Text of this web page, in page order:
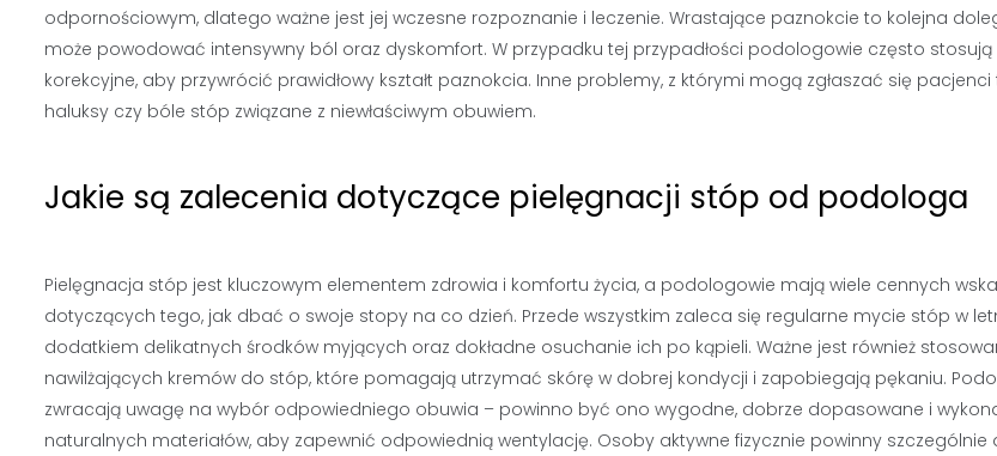
odpornościowym, dlatego ważne jest jej wczesne rozpoznanie i leczenie. Wrastające paznokcie to kolejna
może powodować intensywny ból oraz dyskomfort. W przypadku tej przypadłości podologowie często stosują
korekcyjne, aby przywrócić prawidłowy kształt paznokcia. Inne problemy, z którymi mogą zgłaszać się pacjenci
haluksy czy bóle stóp związane z niewłaściwym obuwiem.
Jakie są zalecenia dotyczące pielęgnacji stóp od podologa
Pielęgnacja stóp jest kluczowym elementem zdrowia i komfortu życia, a podologowie mają wiele cennych
dotyczących tego, jak dbać o swoje stopy na co dzień. Przede wszystkim zaleca się regularne mycie stóp w
dodatkiem delikatnych środków myjących oraz dokładne osuchanie ich po kąpieli. Ważne jest również
nawilżających kremów do stóp, które pomagają utrzymać skórę w dobrej kondycji i zapobiegają pękaniu.
zwracają uwagę na wybór odpowiedniego obuwia – powinno być ono wygodne, dobrze dopasowane i
naturalnych materiałów, aby zapewnić odpowiednią wentylację. Osoby aktywne fizycznie powinny szczególnie